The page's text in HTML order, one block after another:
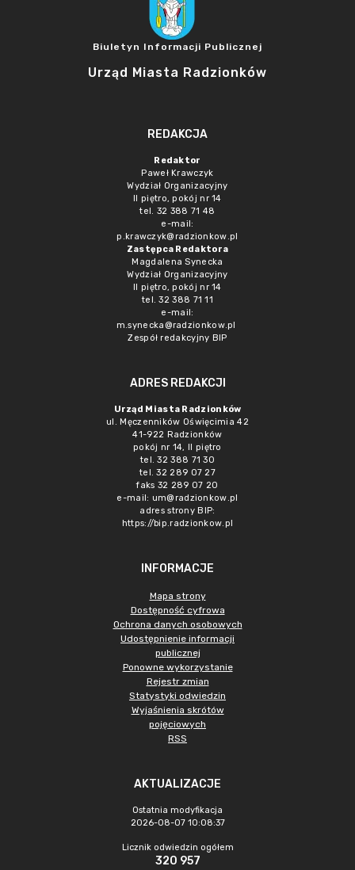
Biuletyn Informacji Publicznej
Urząd Miasta Radzionków
REDAKCJA
Redaktor
Paweł Krawczyk
Wydział Organizacyjny
II piętro, pokój nr 14
tel. 32 388 71 48
e-mail:
p.krawczyk@radzionkow.pl
Zastępca Redaktora
Magdalena Synecka
Wydział Organizacyjny
II piętro, pokój nr 14
tel. 32 388 71 11
e-mail:
m.synecka@radzionkow.pl
Zespół redakcyjny BIP
ADRES REDAKCJI
Urząd Miasta Radzionków
ul. Męczenników Oświęcimia 42
41-922 Radzionków
pokój nr 14, II piętro
tel. 32 388 71 30
tel. 32 289 07 27
faks 32 289 07 20
e-mail: um@radzionkow.pl
adres strony BIP:
https://bip.radzionkow.pl
INFORMACJE
Mapa strony
Dostępność cyfrowa
Ochrona danych osobowych
Udostępnienie informacji
publicznej
Ponowne wykorzystanie
Rejestr zmian
Statystyki odwiedzin
Wyjaśnienia skrótów
pojęciowych
RSS
AKTUALIZACJE
Ostatnia modyfikacja
2026-08-07 10:08:37
Licznik odwiedzin ogółem
320 957